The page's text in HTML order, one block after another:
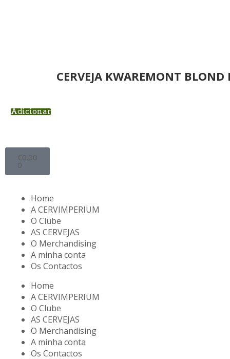
CERVEJA KWAREMONT BLOND
Adicionar
€0.00
0
Home
A CERVIMPERIUM
O Clube
AS CERVEJAS
O Merchandising
A minha conta
Os Contactos
Home
A CERVIMPERIUM
O Clube
AS CERVEJAS
O Merchandising
A minha conta
Os Contactos